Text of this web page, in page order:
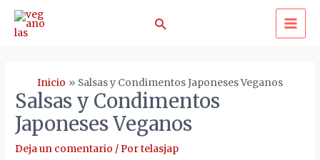
Buscar
Inicio Salsas y Condimentos Japoneses Veganos
Salsas y Condimentos
Japoneses Veganos
Deja un comentario / Portelasjap